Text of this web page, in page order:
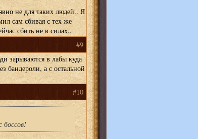
не для таких людей.. Я
сам сбивая с тех же
сбить не в силах..
#9
зарываются в лабы куда
бандероли, а с остальной
#10
боссов!